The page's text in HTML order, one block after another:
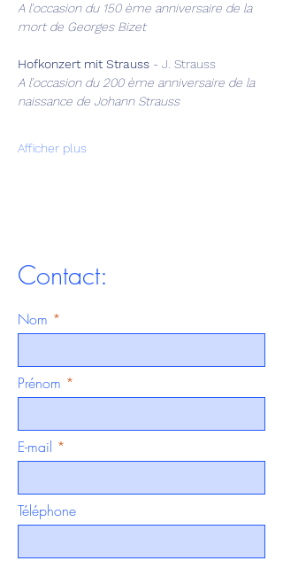
A l’occasion du 150 ème anniversaire de la
mort de Georges Bizet
Hofkonzert mit Strauss - J. Strauss
A l’occasion du 200 ème anniversaire de la
naissance de Johann Strauss
Afficher plus
Contact:
Nom
Prénom
E-mail
Téléphone